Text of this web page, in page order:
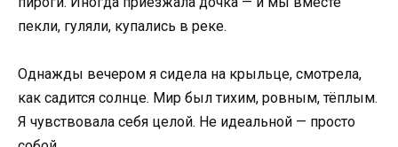
пекли, гуляли, купались в реке.
Однажды вечером я сидела на крыльце, смотрела,
как садится солнце. Мир был тихим, ровным, тёплым.
Я чувствовала себя целой. Не идеальной — просто